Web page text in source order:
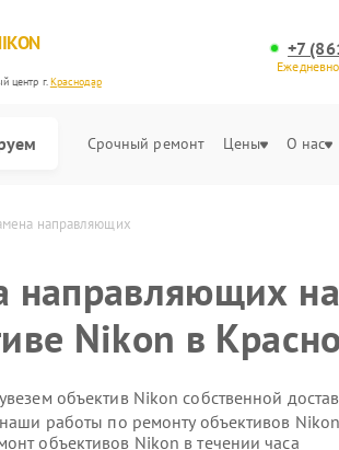
центр г.Краснодар
+7
Срочный ремонт Цены О нас
направляющих
направляющих на
Nikon в
объектив Nikon собственной
наши работы по ремонту объективов
объективов Nikon в течении часа